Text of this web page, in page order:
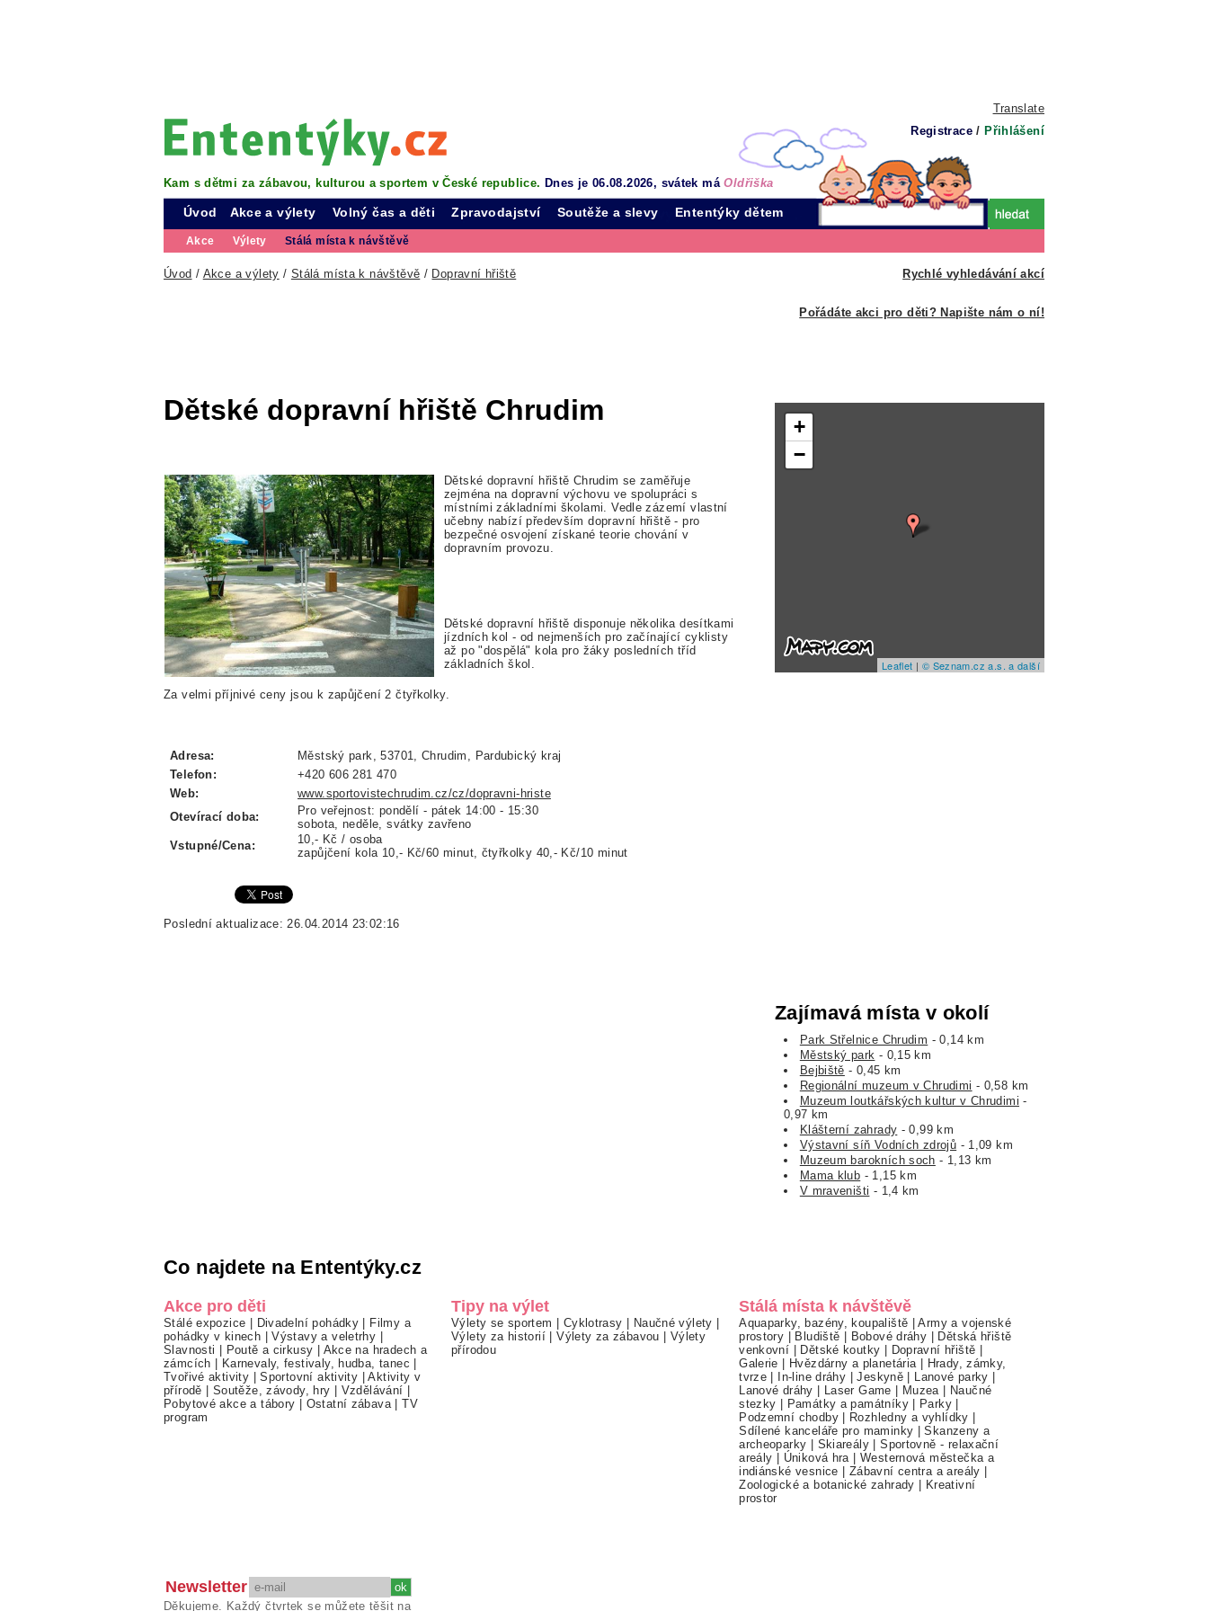
Translate
Registrace / Přihlášení
Kam s dětmi za zábavou, kulturou a sportem v České republice. Dnes je 06.08.2026, svátek máOldřiška
Úvod Akce a výlety
Akce Výlety Stálá místa k návštěvě
Volný čas a děti Zpravodajství Soutěže a slevy Ententýky dětem
Rychlé vyhledávání akcí
Úvod / Akce a výlety / Stálá místa k návštěvě / Dopravní hřiště
Pořádáte akci pro děti? Napište nám o ní!
Dětské dopravní hřiště Chrudim
Dětské dopravní hřiště Chrudim se zaměřuje
zejména na dopravní výchovu ve spolupráci s
místními základními školami. Vedle zázemí vlastní
učebny nabízí především dopravní hřiště - pro
bezpečné osvojení získané teorie chování v
dopravním provozu.
Dětské dopravní hřiště disponuje několika desítkami
jízdních kol - od nejmenších pro začínající cyklisty
až po "dospělá" kola pro žáky posledních tříd
základních škol.
Za velmi příjnivé ceny jsou k zapůjčení 2 čtyřkolky.
Adresa:
Městský park, 53701, Chrudim, Pardubický kraj
Telefon:
+420 606 281 470
Web:
www.sportovistechrudim.cz/cz/dopravni-hriste
Otevírací doba:
Pro veřejnost: pondělí - pátek 14:00 - 15:30
sobota, neděle, svátky zavřeno
Vstupné/Cena:
10,- Kč / osoba
zapůjčení kola 10,- Kč/60 minut, čtyřkolky 40,- Kč/10 minut
Poslední aktualizace: 26.04.2014 23:02:16
+
−
Leaflet | © Seznam.cz a.s. a další
Zajímavá místa v okolí
Park Střelnice Chrudim - 0,14 km
Městský park - 0,15 km
Bejbiště - 0,45 km
Regionální muzeum v Chrudimi - 0,58 km
Muzeum loutkářských kultur v Chrudimi -
0,97 km
Klášterní zahrady - 0,99 km
Výstavní síň Vodních zdrojů - 1,09 km
Muzeum barokních soch - 1,13 km
Mama klub - 1,15 km
V mraveništi - 1,4 km
Co najdete na Ententýky.cz
Akce pro děti
Stálé expozice | Divadelní pohádky | Filmy a
pohádky v kinech |Výstavy a veletrhy |
Slavnosti | Poutě a cirkusy | Akce na hradech a
zámcích | Karnevaly, festivaly, hudba, tanec |
Tvořivé aktivity |Sportovní aktivity |Aktivity v
přírodě | Soutěže, závody, hry | Vzdělávání |
Pobytové akce a tábory | Ostatní zábava |TV
program
Tipy na výlet
Výlety se sportem | Cyklotrasy | Naučné výlety |
Výlety za historií |Výlety za zábavou | Výlety
přírodou
Stálá místa k návštěvě
Aquaparky, bazény, koupaliště |Army a vojenské
prostory | Bludiště | Bobové dráhy | Dětská hřiště
venkovní | Dětské koutky | Dopravní hřiště |
Galerie | Hvězdárny a planetária | Hrady, zámky,
tvrze | In-line dráhy |Jeskyně | Lanové parky |
Lanové dráhy | Laser Game | Muzea | Naučné
stezky | Památky a památníky| Parky |
Podzemní chodby| Rozhledny a vyhlídky |
Sdílené kanceláře pro maminky |Skanzeny a
archeoparky | Skiareály |Sportovně - relaxační
areály | Úniková hra |Westernová městečka a
indiánské vesnice | Zábavní centra a areály |
Zoologické a botanické zahrady | Kreativní
prostor
Newsletter
Děkujeme. Každý čtvrtek se můžete těšit na